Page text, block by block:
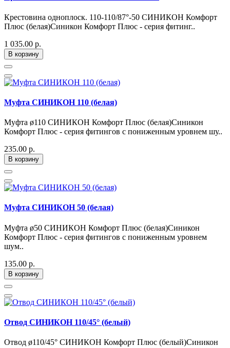
Крестовина одноплоск. 110-110/87°-50 СИНИКОН Комфорт
Плюс (белая)Синикон Комфорт Плюс - серия фитинг..
1 035.00 р.
В корзину
Муфта СИНИКОН 110 (белая)
Муфта ø110 СИНИКОН Комфорт Плюс (белая)Синикон
Комфорт Плюс - серия фитингов с пониженным уровнем шу..
235.00 р.
В корзину
Муфта СИНИКОН 50 (белая)
Муфта ø50 СИНИКОН Комфорт Плюс (белая)Синикон
Комфорт Плюс - серия фитингов с пониженным уровнем
шум..
135.00 р.
В корзину
Отвод СИНИКОН 110/45° (белый)
Отвод ø110/45° СИНИКОН Комфорт Плюс (белый)Синикон